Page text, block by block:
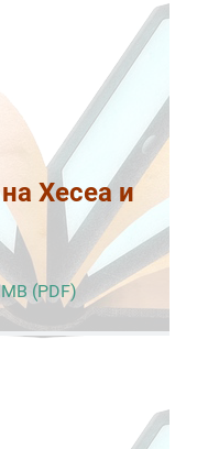
Хесеа и
(PDF)